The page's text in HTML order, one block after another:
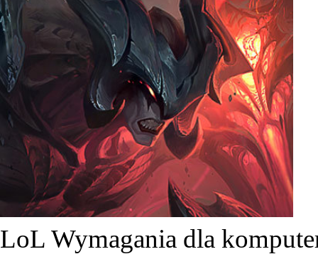
LoL Wymagania dla